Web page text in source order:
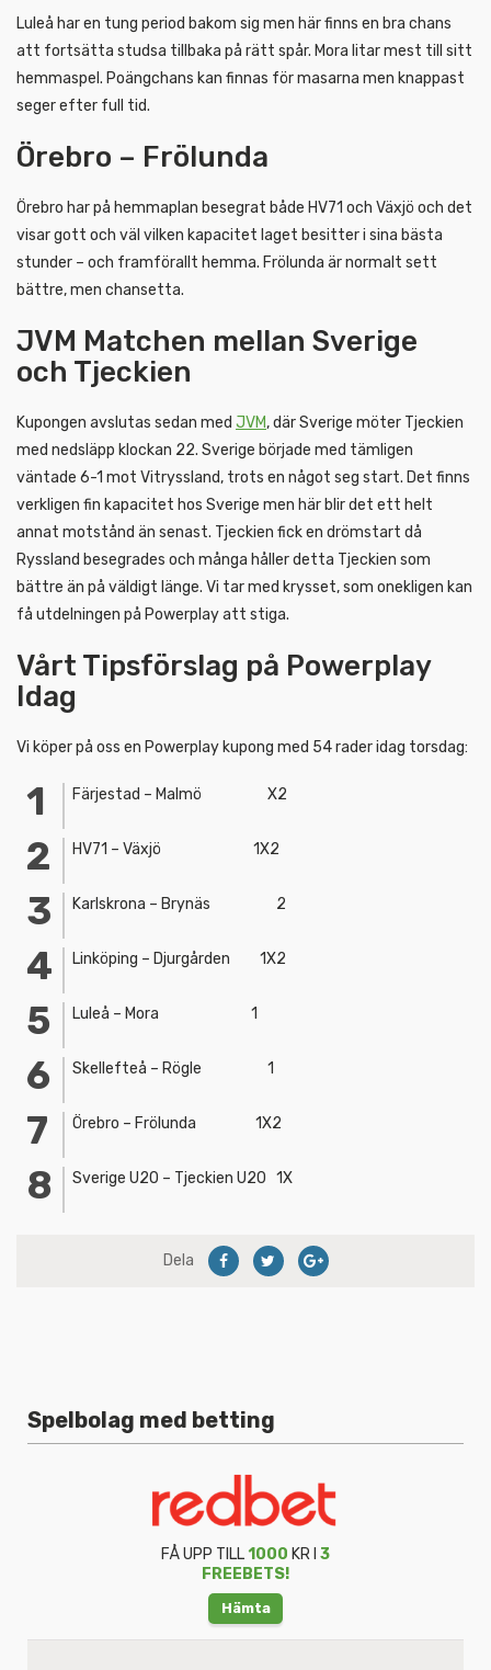
Luleå har en tung period bakom sig men här finns en bra chans
att fortsätta studsa tillbaka på rätt spår. Mora litar mest till sitt
hemmaspel. Poängchans kan finnas för masarna men knappast
seger efter full tid.
Örebro – Frölunda
Örebro har på hemmaplan besegrat både HV71 och Växjö och det
visar gott och väl vilken kapacitet laget besitter i sina bästa
stunder – och framförallt hemma. Frölunda är normalt sett
bättre, men chansetta.
JVM Matchen mellan Sverige
och Tjeckien
Kupongen avslutas sedan med JVM, där Sverige möter Tjeckien
med nedsläpp klockan 22. Sverige började med tämligen
väntade 6-1 mot Vitryssland, trots en något seg start. Det finns
verkligen fin kapacitet hos Sverige men här blir det ett helt
annat motstånd än senast. Tjeckien fick en drömstart då
Ryssland besegrades och många håller detta Tjeckien som
bättre än på väldigt länge. Vi tar med krysset, som onekligen kan
få utdelningen på Powerplay att stiga.
Vårt Tipsförslag på Powerplay
Idag
Vi köper på oss en Powerplay kupong med 54 rader idag torsdag:
Färjestad – Malmö X2
HV71 – Växjö 1X2
Karlskrona – Brynäs 2
Linköping – Djurgården 1X2
Luleå – Mora 1
Skellefteå – Rögle 1
Örebro – Frölunda 1X2
Sverige U20 – Tjeckien U20 1X
Dela
Spelbolag med betting
FÅ UPP TILL1000 KR I 3
FREEBETS!
Hämta